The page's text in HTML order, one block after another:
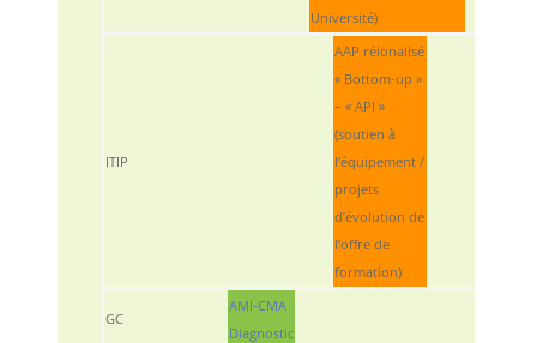
Université)
ITIP
AAP réionalisé
« Bottom-up »
– « API »
(soutien à
l’équipement /
projets
d’évolution de
l’offre de
formation)
GC
AMI-CMA
Diagnostic